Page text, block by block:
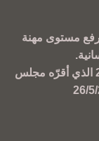
مستوى مهنة
تم إنشاؤه بموجب القانون رقم/14/ للعام 2005 الذي أقرّه مجلس